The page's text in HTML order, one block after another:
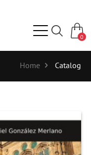
0
Home Catalog